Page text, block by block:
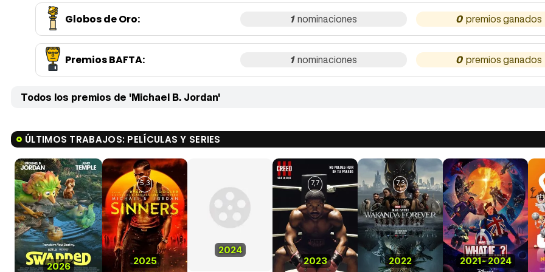
Globos de Oro: 1 0
Premios BAFTA: 1 0
Todos los premios de 'Michael B. Jordan'
ÚLTIMOS TRABAJOS: PELÍCULAS Y SERIES
2026 2025
5,3
2024
2023
7,7
2022
7,3
2021-2024